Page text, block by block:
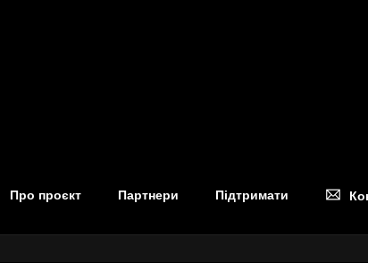
Про проєкт Партнери Підтримати